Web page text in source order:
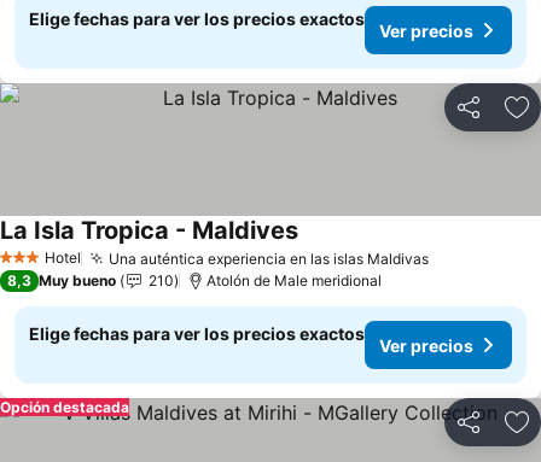
Elige fechas para ver los precios exactos
Ver precios
Compartir
3 Estrellas
Hotel Una auténtica experiencia en las islas Maldivas
La Isla Tropica - Maldives
8,3 Muy bueno 210 Atolón de Male meridional
Elige fechas para ver los precios exactos
Ver precios
Compartir
Opción destacada